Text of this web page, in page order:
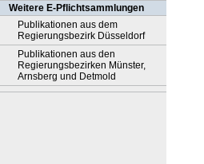
Weitere E-Pflichtsammlungen
Publikationen aus dem
Regierungsbezirk Düsseldorf
Publikationen aus den
Regierungsbezirken Münster,
Arnsberg und Detmold